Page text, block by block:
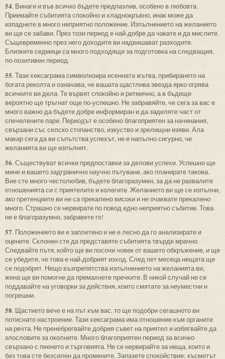
54. Винаги и във всичко бъдете предпазлив, особено в любовта.
Приемайте събитията спокойно и хладнокръвно, инак може да
изпаднете в много неприятно положение. Изпълнението на желанието
ви ще се забави. През този период е най-добре да чакате и да мислите.
Същевременно през него доходите ви надвишават разходите.
Близките седмици са много подходящи за подготовка на следващия,
по-позитивен период.
55. Тази хексаграма символизира есенната жътва, прибирането на
богата реколта и означава, че вашата щастлива звезда ярко огрява
всичките ви дела. Те вървят спокойно и ритмично, а в бъдеще
вероятно ще тръгнат още по-успешно. Не забравяйте, че сега за вас е
много важно да бъдете добре информиран и да заделяте част от
спечелените пари. Периодът е особено благоприятен за начинания,
свързани със селско стопанство, изкуство и зрелищни изяви. Ала
макар сега да ви съпътства успехът, не е напълно сигурно, че
желанията ви ще изпълнят.
56. Съществуват всички предпоставки за делови успехи. Успешно ще
мине и вашето задгранично научно пътуване, ако планирате такова.
Вие сте много честолюбив, бъдете благоразумен, за да не развалите
отношенията си с приятелите и колегите. Желанието ви ще се изпълни,
ако претенциите ви не са прекалено високи и не очаквате прекалено
много. Страшно се нервирате по повод едно неприятно събитие. Това
не е благоразумно, забравете го!
57. Положението ви е заплетено и не е лесно да го анализирате и
оцените. Склонен сте да представяте събитията твърде мрачно.
Следвайте пътя, който ще ви посочи човек от вашето обкръжение, и ще
се убедите, че това е най-добрият изход. След пет месеца нещата ще
се подобрят. Нещо възпрепятства изпълнението на желанията ви,
жена ще ви помогне да премахнете пречките. В никой случай не се
поддавайте на уговорки за действия, които смятате за неуместни и
погрешни.
58. Щастието вече е на път към вас, то ще подобри сегашното ви
потиснато настроение. Тази хексаграма има отношение към органите
на речта. Не пренебрегвайте добрия съвет на приятел и избягвайте да
злословите за околните. Много благоприятен период за всичко
свързано с пеенето и търговията. Не се нервирайте за неща, които и
без това сте безсилен да промените. Запазете спокойствие; късметът